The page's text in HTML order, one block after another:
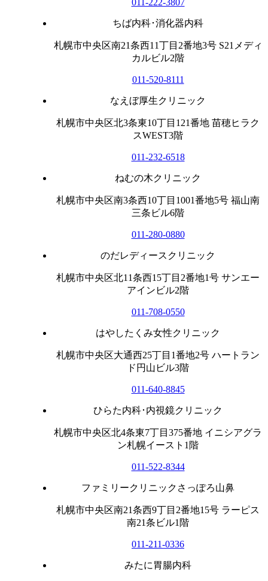
ちば内科･消化器内科
札幌市中央区南21条西11丁目2番地3号 S21メディ
カルビル2階
011-520-8111
なえぼ厚生クリニック
札幌市中央区北3条東10丁目121番地 苗穂ヒラク
スWEST3階
011-232-6518
ねむの木クリニック
札幌市中央区南3条西10丁目1001番地5号 福山南
三条ビル6階
011-280-0880
のだレディースクリニック
札幌市中央区北11条西15丁目2番地1号 サンエー
アインビル2階
011-708-0550
はやしたくみ女性クリニック
札幌市中央区大通西25丁目1番地2号 ハートラン
ド円山ビル3階
011-640-8845
ひらた内科･内視鏡クリニック
札幌市中央区北4条東7丁目375番地 イニシアグラ
ン札幌イースト1階
011-522-8344
ファミリークリニックさっぽろ山鼻
札幌市中央区南21条西9丁目2番地15号 ラーピス
南21条ビル1階
011-211-0336
みたに胃腸内科